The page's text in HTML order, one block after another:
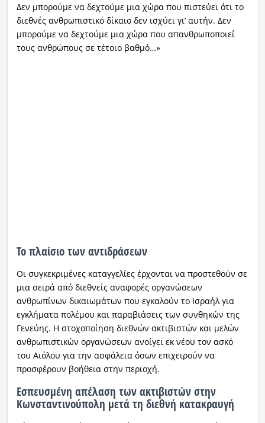
Δεν μπορούμε να δεχτούμε μια χώρα που πιστεύει ότι το
διεθνές ανθρωπιστικό δίκαιο δεν ισχύει γι’ αυτήν. Δεν
μπορούμε να δεχτούμε μια χώρα που απανθρωποποιεί
τους ανθρώπους σε τέτοιο βαθμό…»
Το πλαίσιο των αντιδράσεων
Οι συγκεκριμένες καταγγελίες έρχονται να προστεθούν σε
μια σειρά από διεθνείς αναφορές οργανώσεων
ανθρωπίνων δικαιωμάτων που εγκαλούν το Ισραήλ για
εγκλήματα πολέμου και παραβιάσεις των συνθηκών της
Γενεύης. Η στοχοποίηση διεθνών ακτιβιστών και μελών
ανθρωπιστικών οργανώσεων ανοίγει εκ νέου τον ασκό
του Αιόλου για την ασφάλεια όσων επιχειρούν να
προσφέρουν βοήθεια στην περιοχή.
Εσπευσμένη απέλαση των ακτιβιστών στην
Κωνσταντινούπολη μετά τη διεθνή κατακραυγή